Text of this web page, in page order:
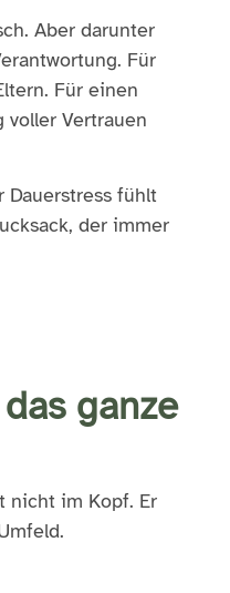
Aber darunter
Für
Für einen
voller Vertrauen
Dauerstress fühlt
der immer
ganze
nicht im Kopf. Er